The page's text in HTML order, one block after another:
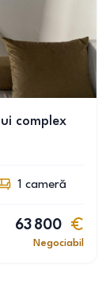
complex
1 cameră
63 800
Negociabil